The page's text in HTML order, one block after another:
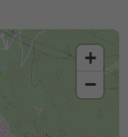
+
−